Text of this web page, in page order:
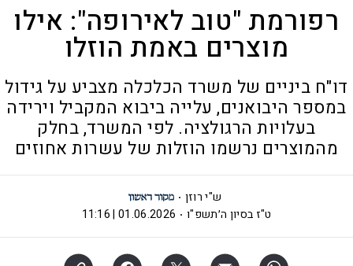
רפורמת "טוב לאירופה": אילו
מוצרים באמת הוזלו
דו"ח ביניים של משרד הכלכלה מצביע על גידול
במספר היבואנים, עלייה ביבוא המקביל וירידה
בעלויות הרגולציה. לפי המשרד, בחלק
מהמוצרים נרשמו הוזלות של עשרות אחוזים
ש"י רוזן
ט"ז בסיון ה׳תשפ"ו
01.06.2026 | 11:16